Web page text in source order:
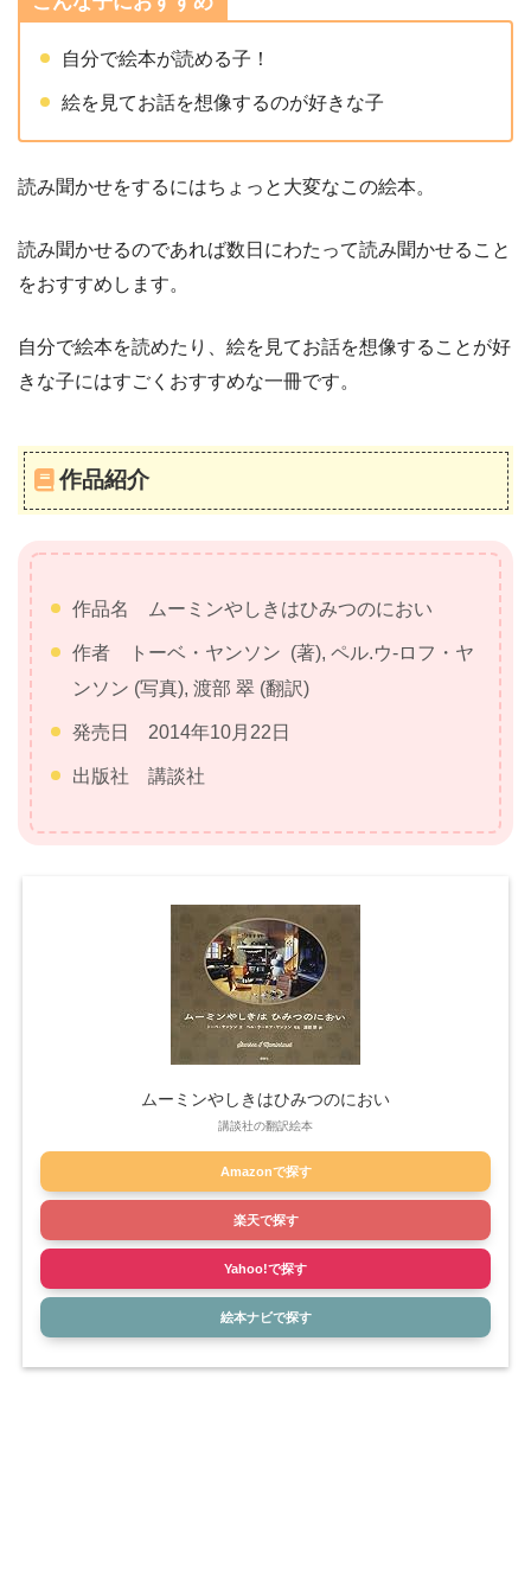
自分で絵本が読める子！
絵を見てお話を想像するのが好きな子
読み聞かせをするにはちょっと大変なこの絵本。
読み聞かせるのであれば数日にわたって読み聞かせること
をおすすめします。
自分で絵本を読めたり、絵を見てお話を想像することが好
きな子にはすごくおすすめな一冊です。
作品紹介
作品名 ムーミンやしきはひみつのにおい
作者 トーベ・ヤンソン (著), ペル.ウ-ロフ・ヤ
ンソン (写真), 渡部 翠 (翻訳)
発売日 2014年10月22日
出版社 講談社
ムーミンやしきはひみつのにおい
講談社の翻訳絵本
Amazonで探す
楽天で探す
Yahoo!で探す
絵本ナビで探す